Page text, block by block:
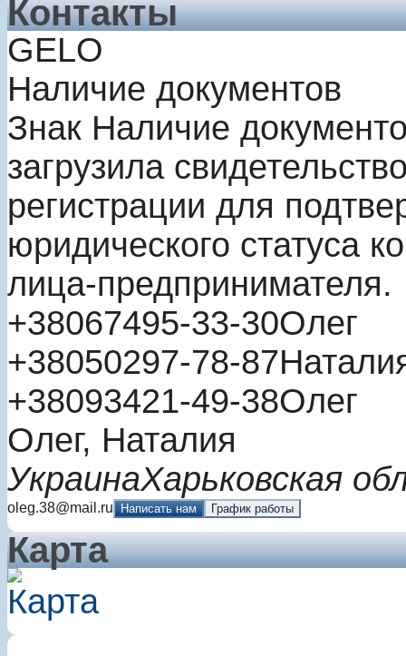
Контакты
GELO
Наличие документов
Знак Наличие
загрузила
регистрации для
юридического статуса
лица-предпринимателя.
+38067495-33-30Олег
+38050297-78-87
+38093421-49-38Олег
Олег, Наталия
УкраинаХарьковская
oleg.38@mail.ru Написать нам График работы
Карта